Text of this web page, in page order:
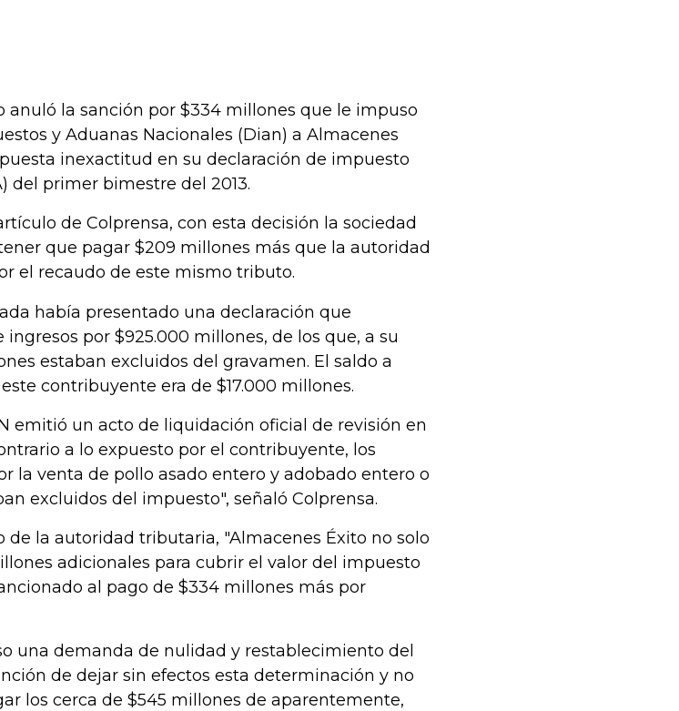
anuló la sanción por $334 millones que le impuso
y Aduanas Nacionales (Dian) a Almacenes
inexactitud en su declaración de impuesto
del primer bimestre del 2013.
de Colprensa, con esta decisión la sociedad
que pagar $209 millones más que la autoridad
el recaudo de este mismo tributo.
había presentado una declaración que
por $925.000 millones, de los que, a su
estaban excluidos del gravamen. El saldo a
contribuyente era de $17.000 millones.
emitió un acto de liquidación oficial de revisión en
a lo expuesto por el contribuyente, los
la venta de pollo asado entero y adobado entero o
excluidos del impuesto", señaló Colprensa.
de la autoridad tributaria, "Almacenes Éxito no solo
adicionales para cubrir el valor del impuesto
al pago de $334 millones más por
una demanda de nulidad y restablecimiento del
de dejar sin efectos esta determinación y no
los cerca de $545 millones de aparentemente,